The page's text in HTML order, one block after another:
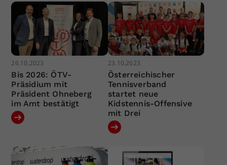
26.10.2023
Bis 2026: ÖTV-
Präsidium mit
Präsident Ohneberg
im Amt bestätigt
23.10.2023
Österreichischer
Tennisverband
startet neue
Kidstennis-Offensive
mit Drei